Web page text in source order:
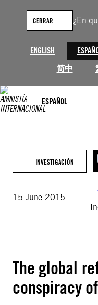
¿En
ENGLISH
简中
CERRAR
ESPAÑOL
contenido
INVESTIGACIÓN
15 June 2015
The global
conspiracy